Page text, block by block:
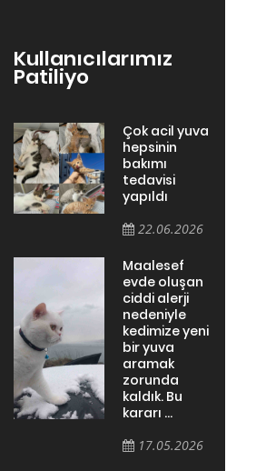
Kullanıcılarımız
Patiliyo
Çok acil yuva
hepsinin
bakımı
tedavisi
yapıldı
22.06.2026
Maalesef
evde oluşan
ciddi alerji
nedeniyle
kedimize yeni
bir yuva
aramak
zorunda
kaldık. Bu
kararı ...
17.05.2026